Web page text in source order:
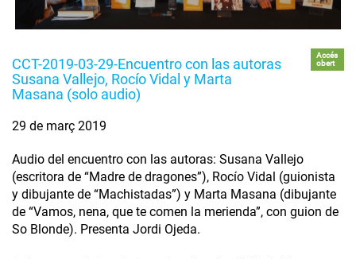
CCT-2019-03-29-Encuentro con las autoras
Susana Vallejo, Rocío Vidal y Marta
Masana (solo audio)
Accés
obert
29 de març 2019
Audio del encuentro con las autoras: Susana Vallejo
(escritora de “Madre de dragones”), Rocío Vidal (guionista
y dibujante de “Machistadas”) y Marta Masana (dibujante
de “Vamos, nena, que te comen la merienda”, con guion de
So Blonde). Presenta Jordi Ojeda.